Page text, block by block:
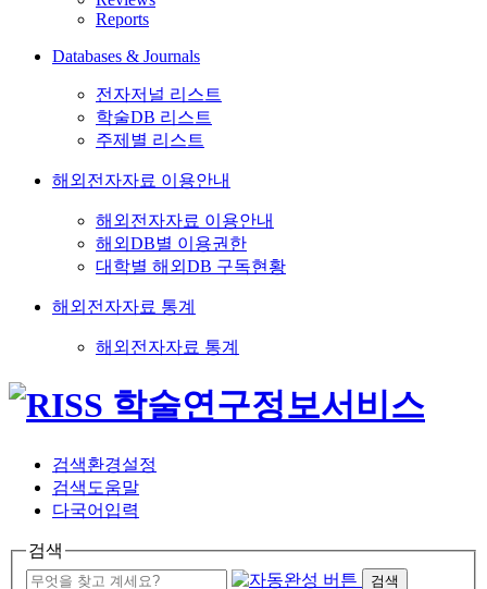
Reports
Databases & Journals
전자저널 리스트
학술DB 리스트
주제별 리스트
해외전자자료 이용안내
해외전자자료 이용안내
해외DB별 이용권한
대학별 해외DB 구독현황
해외전자자료 통계
해외전자자료 통계
검색환경설정
검색도움말
다국어입력
검색
검색